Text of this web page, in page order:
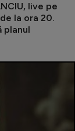
live pe
la ora 20.
planul